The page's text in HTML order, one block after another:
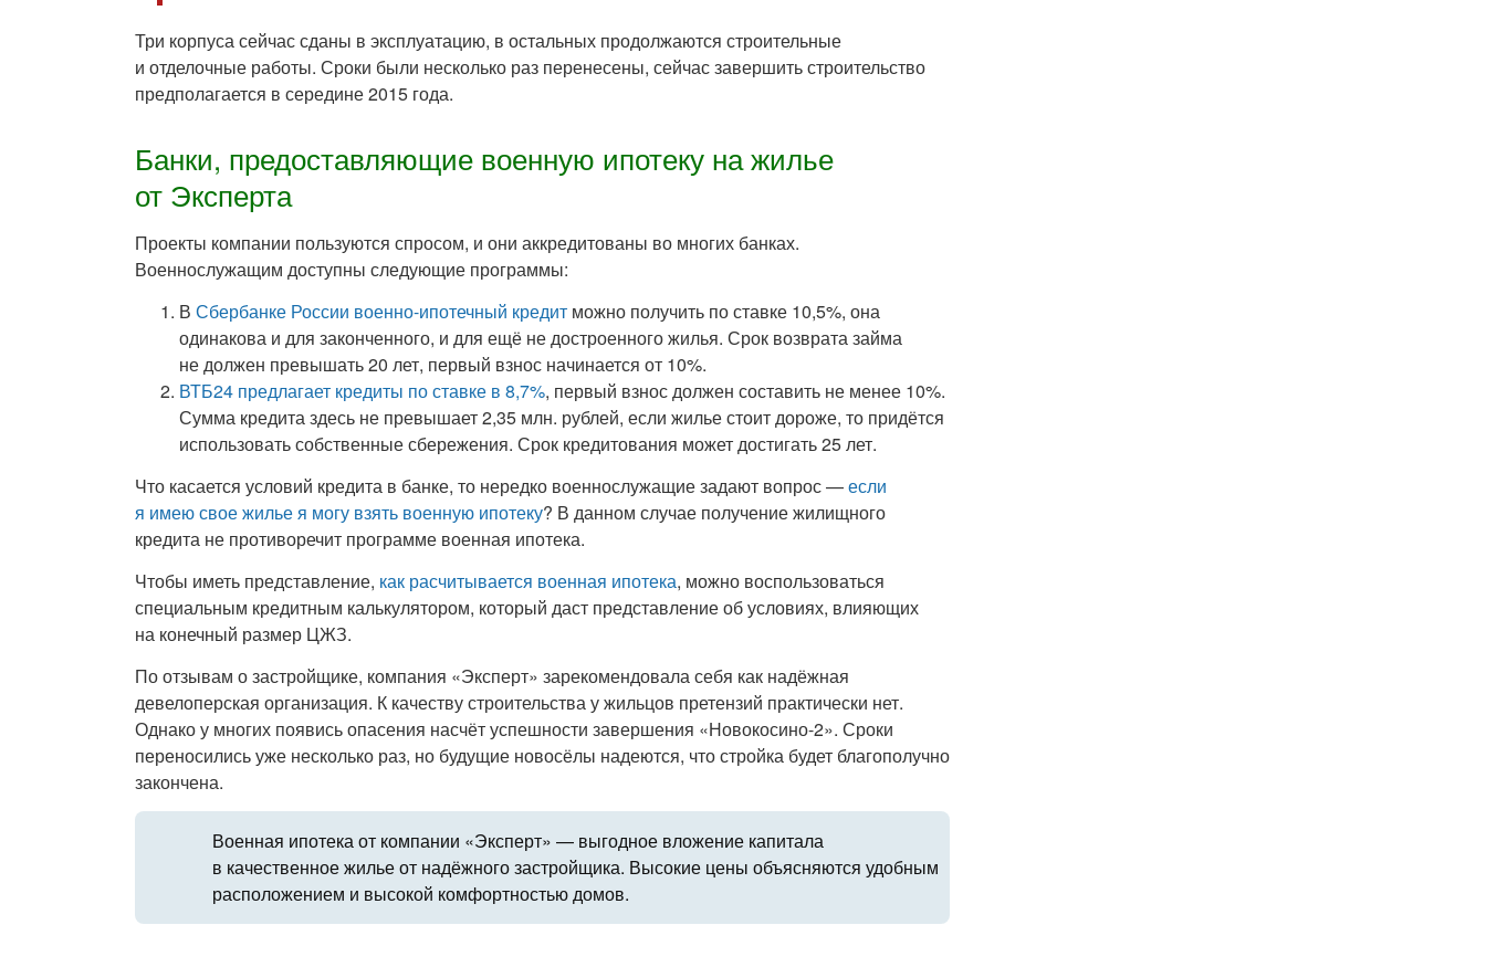
Три корпуса сейчас сданы в эксплуатацию, в остальных продолжаются строительные
и отделочные работы. Сроки были несколько раз перенесены, сейчас завершить строительство
предполагается в середине 2015 года.
Банки, предоставляющие военную ипотеку на жилье
от Эксперта
Проекты компании пользуются спросом, и они аккредитованы во многих банках.
Военнослужащим доступны следующие программы:
В Сбербанке России военно-ипотечный кредит можно получить по ставке 10,5%, она
одинакова и для законченного, и для ещё не достроенного жилья. Срок возврата займа
не должен превышать 20 лет, первый взнос начинается от 10%.
ВТБ24 предлагает кредиты по ставке в 8,7%, первый взнос должен составить не менее 10%.
Сумма кредита здесь не превышает 2,35 млн. рублей, если жилье стоит дороже, то придётся
использовать собственные сбережения. Срок кредитования может достигать 25 лет.
Что касается условий кредита в банке, то нередко военнослужащие задают вопрос —если
я имею свое жилье я могу взять военную ипотеку? В данном случае получение жилищного
кредита не противоречит программе военная ипотека.
Чтобы иметь представление, как расчитывается военная ипотека, можно воспользоваться
специальным кредитным калькулятором, который даст представление об условиях, влияющих
на конечный размер ЦЖЗ.
По отзывам о застройщике, компания «Эксперт» зарекомендовала себя как надёжная
девелоперская организация. К качеству строительства у жильцов претензий практически нет.
Однако у многих появись опасения насчёт успешности завершения «Новокосино-2». Сроки
переносились уже несколько раз, но будущие новосёлы надеются, что стройка будет благополучно
закончена.
Военная ипотека от компании «Эксперт» — выгодное вложение капитала
в качественное жилье от надёжного застройщика. Высокие цены объясняются удобным
расположением и высокой комфортностью домов.